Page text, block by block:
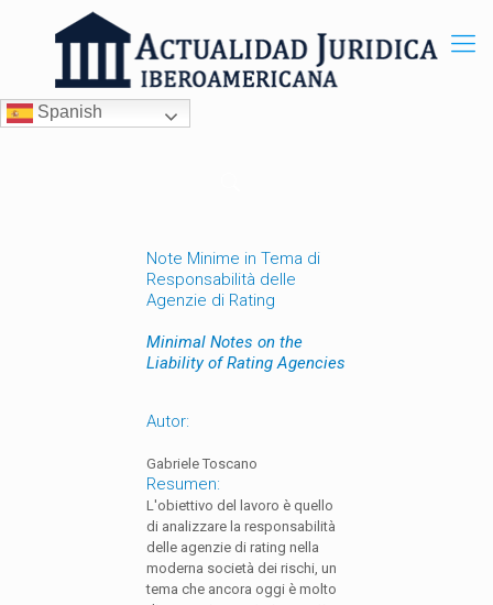
Spanish
Note Minime in Tema di
Responsabilità delle
Agenzie di Rating
Minimal Notes on the
Liability of Rating Agencies
Autor:
Gabriele Toscano
Resumen:
L'obiettivo del lavoro è quello
di analizzare la responsabilità
delle agenzie di rating nella
moderna società dei rischi, un
tema che ancora oggi è molto